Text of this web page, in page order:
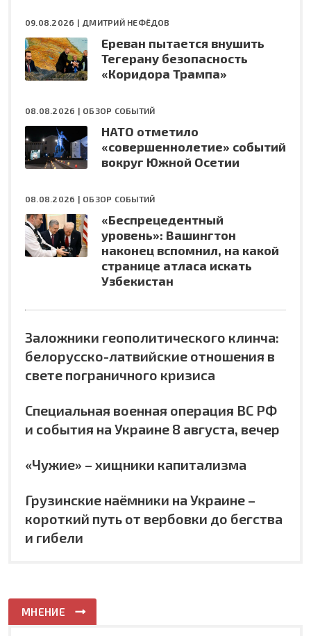
09.08.2026 | ДМИТРИЙ НЕФЁДОВ
Ереван пытается внушить
Тегерану безопасность
«Коридора Трампа»
08.08.2026 | ОБЗОР СОБЫТИЙ
НАТО отметило
«совершеннолетие» событий
вокруг Южной Осетии
08.08.2026 | ОБЗОР СОБЫТИЙ
«Беспрецедентный
уровень»: Вашингтон
наконец вспомнил, на какой
странице атласа искать
Узбекистан
Заложники геополитического клинча:
белорусско-латвийские отношения в
свете пограничного кризиса
Специальная военная операция ВС РФ
и события на Украине 8 августа, вечер
«Чужие» – хищники капитализма
Грузинские наёмники на Украине –
короткий путь от вербовки до бегства
и гибели
МНЕНИЕ